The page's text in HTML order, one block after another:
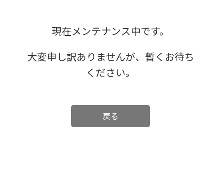
現在メンテナンス中です。
大変申し訳ありませんが、暫くお待ち
ください。
戻る